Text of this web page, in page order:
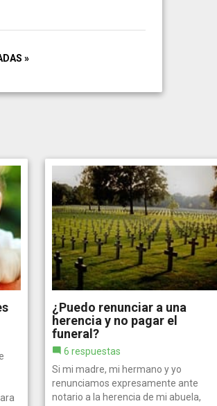
»
¿Puedo renunciar a una
herencia y no pagar el
funeral?
6 respuestas
Si mi madre, mi hermano y yo
renunciamos expresamente ante
notario a la herencia de mi abuela,